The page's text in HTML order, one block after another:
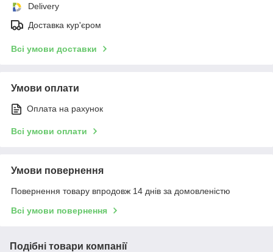
Delivery
Доставка кур'єром
Всі умови доставки
Умови оплати
Оплата на рахунок
Всі умови оплати
Умови повернення
Повернення товару впродовж 14 днів за домовленістю
Всі умови повернення
Подібні товари компанії